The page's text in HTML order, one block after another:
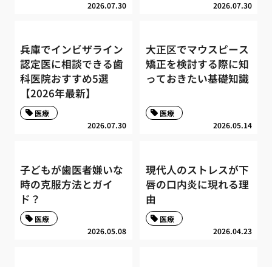
2026.07.30 2026.07.30
兵庫でインビザライン
認定医に相談できる歯
科医院おすすめ5選
【2026年最新】
2026.07.30
医療
大正区でマウスピース
矯正を検討する際に知
っておきたい基礎知識
2026.05.14
医療
子どもが歯医者嫌いな
時の克服方法とガイ
ド？
2026.05.08
医療
現代人のストレスが下
唇の口内炎に現れる理
由
2026.04.23
医療